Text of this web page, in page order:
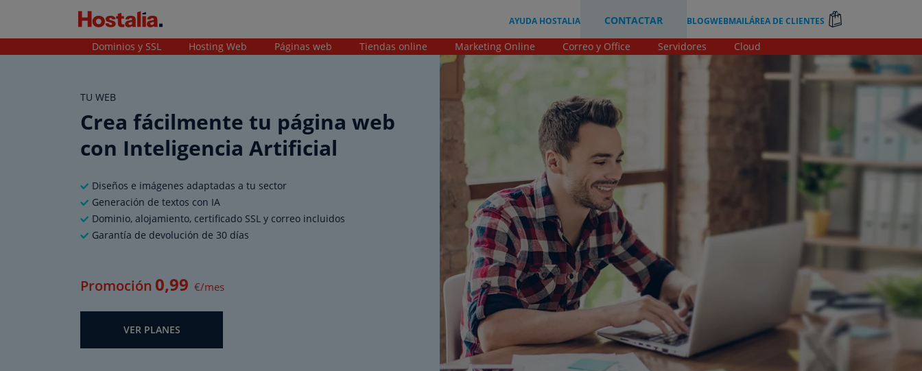
AYUDA HOSTALIA CONTACTAR BLOGWEBMAILÁREA DE CLIENTES
Dominios y SSL Hosting Web Páginas web Tiendas online Marketing Online Correo y Office Servidores Cloud
TU WEB
Crea fácilmente tu página web
con Inteligencia Artificial
Diseños e imágenes adaptadas a tu sector
Generación de textos con IA
Dominio, alojamiento, certificado SSL y correo incluidos
Garantía de devolución de 30 días
Promoción 0,99 €/mes
VER PLANES